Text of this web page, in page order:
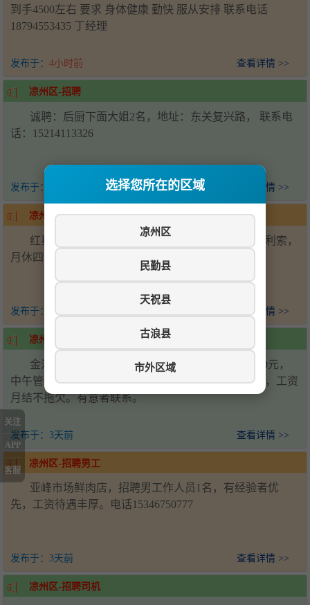
选择您所在的区域
凉州区
民勤县
天祝县
古浪县
市外区域
到手4500左右 要求 身体健康 勤快 服从安排 联系电话
18794553435 丁经理
发布于： 4小时前 查看详情 >>
凉州区-招聘
诚聘：后厨下面大姐2名，地址：东关复兴路， 联系电
话：15214113326
发布于： 查看详情 >>
凉州区-面馆招聘收银员
红星新天地面馆招聘收银员1名 服务员1名，干活利索，
月休四个半天，工资面议！ 电话☎17709357577
发布于： 2天前 查看详情 >>
凉州区-家具厂招女工5名
金沙镇航校路口家具厂招聘女工5名，月工资4000元，
中午管一顿饭，月休两天。距离近和有工作经验优先，工资
月结不拖欠。有意者联系。
发布于： 3天前 查看详情 >>
凉州区-招聘男工
亚峰市场鲜肉店，招聘男工作人员1名，有经验者优
先，工资待遇丰厚。电话15346750777
发布于： 3天前 查看详情 >>
凉州区-招聘司机
关注
APP
客服